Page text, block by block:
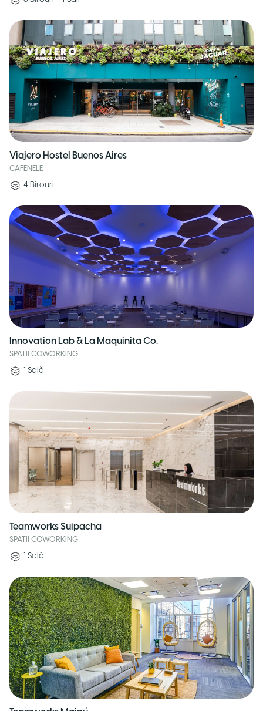
Viajero Hostel Buenos Aires
CAFENELE
4 Birouri
Innovation Lab & La Maquinita Co.
SPATII COWORKING
1 Sală
Teamworks Suipacha
SPATII COWORKING
1 Sală